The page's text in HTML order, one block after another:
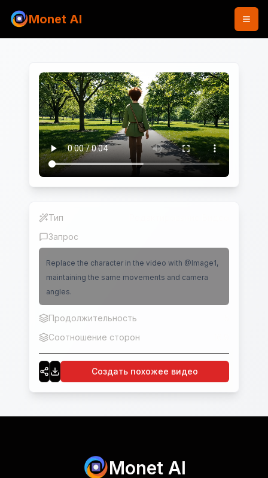
Monet AI
Тип
Запрос
Replace the character in the video with @Image1,
maintaining the same movements and camera
angles.
Продолжительность
Соотношение сторон
Создать похожее видео
Monet AI